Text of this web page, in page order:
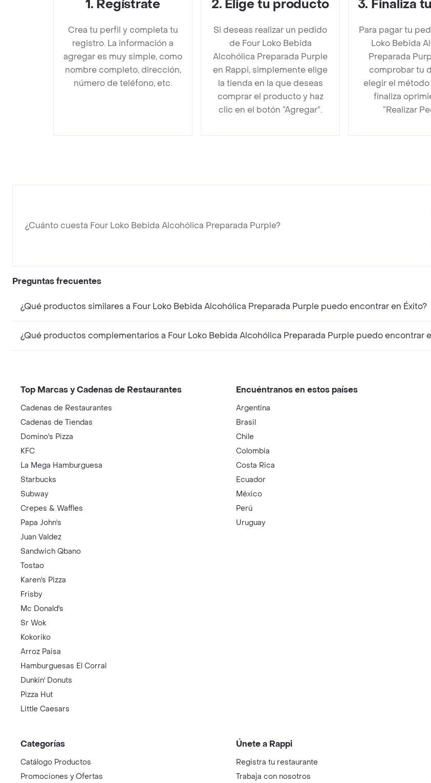
1. Regístrate
Crea tu perfil y completa tu
registro. La información a
agregar es muy simple, como
nombre completo, dirección,
número de teléfono, etc.
2. Elige tu producto
Si deseas realizar un pedido
de Four Loko Bebida
Alcohólica Preparada Purple
en Rappi, simplemente elige
la tienda en la que deseas
comprar el producto y haz
clic en el botón “Agregar”.
3. Finaliza
Para pagar tu
Loko Bebida
Preparada
comprobar tu
elegir el
finaliza
“Realizar
¿Cuánto cuesta Four Loko Bebida Alcohólica Preparada Purple?
Preguntas frecuentes
¿Qué productos similares a Four Loko Bebida Alcohólica Preparada Purple puedo encontrar en Éxito?
¿Qué productos complementarios a Four Loko Bebida Alcohólica Preparada Purple puedo encontrar
Top Marcas y Cadenas de Restaurantes
Cadenas de Restaurantes
Cadenas de Tiendas
Domino's Pizza
KFC
La Mega Hamburguesa
Starbucks
Subway
Crepes & Waffles
Papa John's
Juan Valdez
Sandwich Qbano
Tostao
Karen's Pizza
Frisby
Mc Donald's
Sr Wok
Kokoriko
Arroz Paisa
Hamburguesas El Corral
Dunkin' Donuts
Pizza Hut
Little Caesars
Encuéntranos en estos países
Argentina
Brasil
Chile
Colombia
Costa Rica
Ecuador
México
Perú
Uruguay
Categorías
Catálogo Productos
Promociones y Ofertas
Únete a Rappi
Registra tu restaurante
Trabaja con nosotros